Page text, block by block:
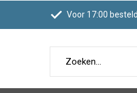
Voor 17:00